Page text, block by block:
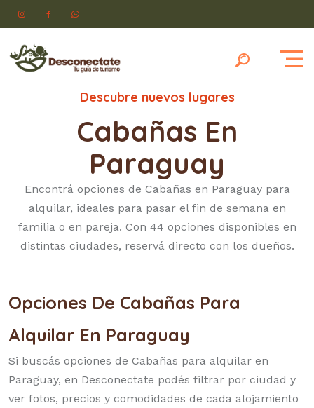
Descubre nuevos lugares
Cabañas En
Paraguay
Encontrá opciones de Cabañas en Paraguay para
alquilar, ideales para pasar el fin de semana en
familia o en pareja. Con 44 opciones disponibles en
distintas ciudades, reservá directo con los dueños.
Opciones De Cabañas Para
Alquilar En Paraguay
Si buscás opciones de Cabañas para alquilar en
Paraguay, en Desconectate podés filtrar por ciudad y
ver fotos, precios y comodidades de cada alojamiento